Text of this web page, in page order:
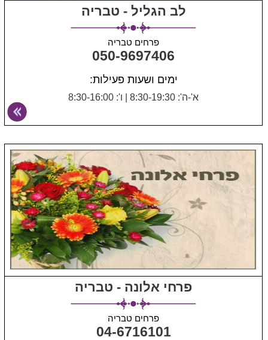
לב הגליל - טבריה
פרחים טבריה
050-9697406
ימים ושעות פעילות:
א'-ה': 8:30-19:30 ו': 8:30-16:00
פרחי אלונה - טבריה
פרחים טבריה
04-6716101